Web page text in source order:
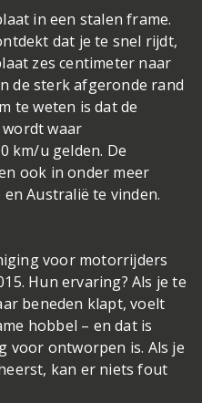
in een stalen frame.
dat je te snel rijdt,
zes centimeter naar
de sterk afgeronde rand
te weten is dat de
waar
km/u gelden. De
ook in onder meer
Australië te vinden.
voor motorrijders
Hun ervaring? Als je te
beneden klapt, voelt
hobbel – en dat is
voor ontworpen is. Als je
kan er niets fout